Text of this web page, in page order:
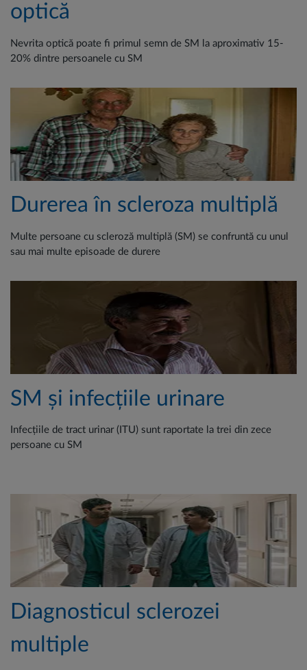
optică
Nevrita optică poate fi primul semn de SM la aproximativ 15-
20% dintre persoanele cu SM
Durerea în scleroza multiplă
Multe persoane cu scleroză multiplă (SM) se confruntă cu unul
sau mai multe episoade de durere
SM și infecțiile urinare
Infecțiile de tract urinar (ITU) sunt raportate la trei din zece
persoane cu SM
Diagnosticul sclerozei
multiple